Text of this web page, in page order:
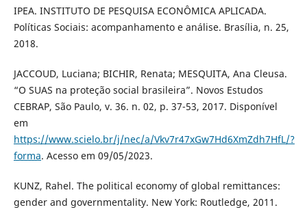
IPEA. INSTITUTO DE PESQUISA ECONÔMICA APLICADA.
Políticas Sociais: acompanhamento e análise. Brasília, n. 25,
2018.
JACCOUD, Luciana; BICHIR, Renata; MESQUITA, Ana Cleusa.
“O SUAS na proteção social brasileira”. Novos Estudos
CEBRAP, São Paulo, v. 36. n. 02, p. 37-53, 2017. Disponível
em
https://www.scielo.br/j/nec/a/Vkv7r47xGw7Hd6XmZdh7HfL/?
forma. Acesso em 09/05/2023.
KUNZ, Rahel. The political economy of global remittances:
gender and governmentality. New York: Routledge, 2011.